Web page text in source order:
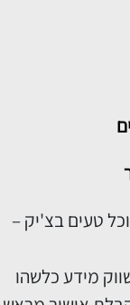
טעים בצ'יק –
מידע כלשהו